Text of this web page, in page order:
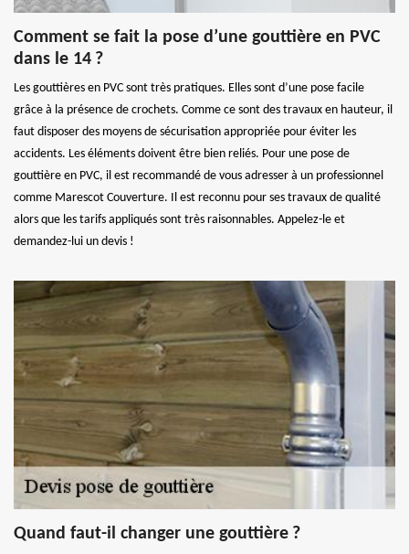
Comment se fait la pose d’une gouttière en PVC
dans le 14 ?
Les gouttières en PVC sont très pratiques. Elles sont d’une pose facile
grâce à la présence de crochets. Comme ce sont des travaux en hauteur, il
faut disposer des moyens de sécurisation appropriée pour éviter les
accidents. Les éléments doivent être bien reliés. Pour une pose de
gouttière en PVC, il est recommandé de vous adresser à un professionnel
comme Marescot Couverture. Il est reconnu pour ses travaux de qualité
alors que les tarifs appliqués sont très raisonnables. Appelez-le et
demandez-lui un devis !
Quand faut-il changer une gouttière ?